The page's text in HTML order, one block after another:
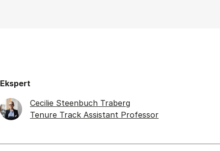
Ekspert
Cecilie Steenbuch Traberg
Tenure Track Assistant Professor